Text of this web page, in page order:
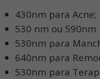
430nm para Acne;
530 nm ou
530nm para
640nm para
530nm para